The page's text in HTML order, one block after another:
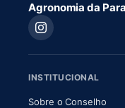
Agronomia da
INSTITUCIONAL
Sobre o Conselho